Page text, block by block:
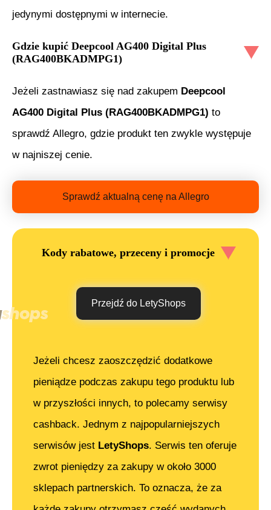
jedynymi dostępnymi w internecie.
Gdzie kupić Deepcool AG400 Digital Plus
(RAG400BKADMPG1)
Jeżeli zastnawiasz się nad zakupem Deepcool
AG400 Digital Plus (RAG400BKADMPG1) to
sprawdź Allegro, gdzie produkt ten zwykle występuje
w najniszej cenie.
Sprawdź aktualną cenę na Allegro
Kody rabatowe, przeceny i promocje
Przejdź do LetyShops
Jeżeli chcesz zaoszczędzić dodatkowe
pieniądze podczas zakupu tego produktu lub
w przyszłości innych, to polecamy serwisy
cashback. Jednym z najpopularniejszych
serwisów jest LetyShops. Serwis ten oferuje
zwrot pieniędzy za zakupy w około 3000
sklepach partnerskich. To oznacza, że za